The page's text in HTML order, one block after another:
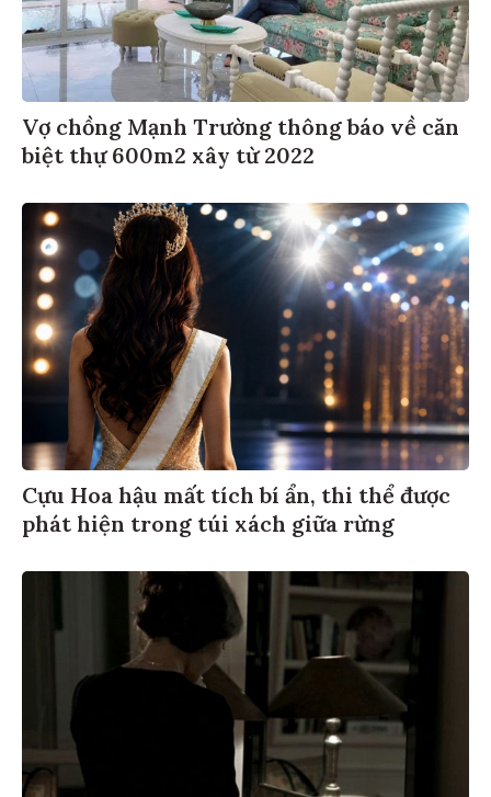
Vợ chồng Mạnh Trường thông báo về căn
biệt thự 600m2 xây từ 2022
Cựu Hoa hậu mất tích bí ẩn, thi thể được
phát hiện trong túi xách giữa rừng